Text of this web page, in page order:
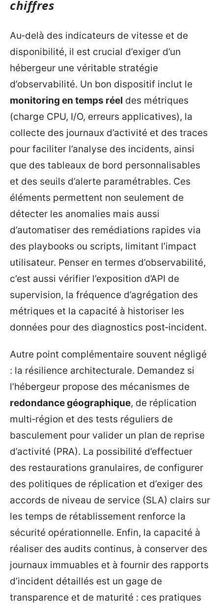
chiffres
Au‑delà des indicateurs de vitesse et de
disponibilité, il est crucial d’exiger d’un
hébergeur une véritable stratégie
d’observabilité. Un bon dispositif inclut le
monitoring en temps réel des métriques
(charge CPU, I/O, erreurs applicatives), la
collecte des journaux d’activité et des traces
pour faciliter l’analyse des incidents, ainsi
que des tableaux de bord personnalisables
et des seuils d’alerte paramétrables. Ces
éléments permettent non seulement de
détecter les anomalies mais aussi
d’automatiser des remédiations rapides via
des playbooks ou scripts, limitant l’impact
utilisateur. Penser en termes d’observabilité,
c’est aussi vérifier l’exposition d’API de
supervision, la fréquence d’agrégation des
métriques et la capacité à historiser les
données pour des diagnostics post‑incident.
Autre point complémentaire souvent négligé
: la résilience architecturale. Demandez si
l’hébergeur propose des mécanismes de
redondance géographique, de réplication
multi‑région et des tests réguliers de
basculement pour valider un plan de reprise
d’activité (PRA). La possibilité d’effectuer
des restaurations granulaires, de configurer
des politiques de réplication et d’exiger des
accords de niveau de service (SLA) clairs sur
les temps de rétablissement renforce la
sécurité opérationnelle. Enfin, la capacité à
réaliser des audits continus, à conserver des
journaux immuables et à fournir des rapports
d’incident détaillés est un gage de
transparence et de maturité : ces pratiques